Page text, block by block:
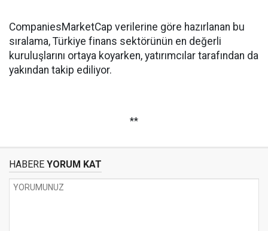
CompaniesMarketCap verilerine göre hazırlanan bu
sıralama, Türkiye finans sektörünün en değerli
kuruluşlarını ortaya koyarken, yatırımcılar tarafından da
yakından takip ediliyor.
**
HABERE YORUM KAT